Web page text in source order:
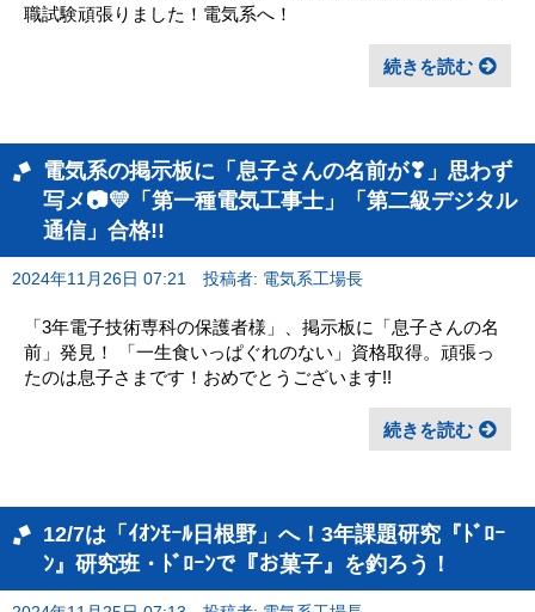
職試験頑張りました！電気系へ！
続きを読む
電気系の掲示板に「息子さんの名前が❣」思わず
写メ📷💛「第一種電気工事士」「第二級デジタル
通信」合格!!
2024年11月26日 07:21 投稿者: 電気系工場長
「3年電子技術専科の保護者様」、掲示板に「息子さんの名
前」発見！ 「一生食いっぱぐれのない」資格取得。頑張っ
たのは息子さまです！おめでとうございます!!
続きを読む
12/7は「ｲｵﾝﾓｰﾙ日根野」へ！3年課題研究『ﾄﾞﾛｰ
ﾝ』研究班・ﾄﾞﾛｰﾝで『お菓子』を釣ろう！